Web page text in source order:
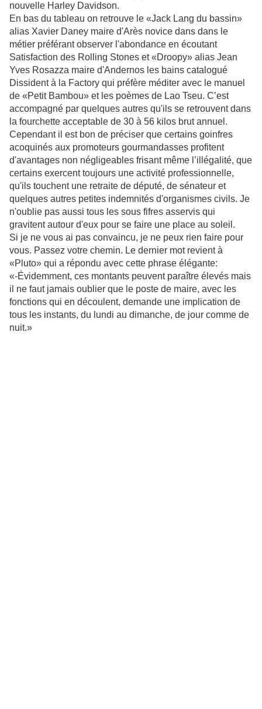
nouvelle Harley Davidson.
En bas du tableau on retrouve le «Jack Lang du bassin»
alias Xavier Daney maire d'Arès novice dans dans le
métier préférant observer l'abondance en écoutant
Satisfaction des Rolling Stones et «Droopy» alias Jean
Yves Rosazza maire d'Andernos les bains catalogué
Dissident à la Factory qui préfère méditer avec le manuel
de «Petit Bambou» et les poèmes de Lao Tseu. C’est
accompagné par quelques autres qu'ils se retrouvent dans
la fourchette acceptable de 30 à 56 kilos brut annuel.
Cependant il est bon de préciser que certains goinfres
acoquinés aux promoteurs gourmandasses profitent
d'avantages non négligeables frisant même l’illégalité, que
certains exercent toujours une activité professionnelle,
qu'ils touchent une retraite de député, de sénateur et
quelques autres petites indemnités d'organismes civils. Je
n'oublie pas aussi tous les sous fifres asservis qui
gravitent autour d'eux pour se faire une place au soleil.
Si je ne vous ai pas convaincu, je ne peux rien faire pour
vous. Passez votre chemin. Le dernier mot revient à
«Pluto» qui a répondu avec cette phrase élégante:
«-Évidemment, ces montants peuvent paraître élevés mais
il ne faut jamais oublier que le poste de maire, avec les
fonctions qui en découlent, demande une implication de
tous les instants, du lundi au dimanche, de jour comme de
nuit.»